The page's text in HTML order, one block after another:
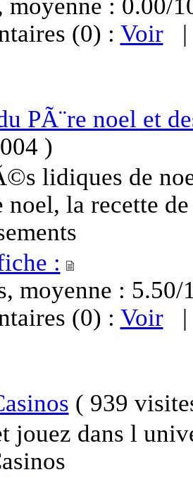
moyenne :
(0) : Voir
PÃ¨re noel et
)
lidiques de
noel, la recette
:
moyenne :
(0) : Voir
( 939
jouez dans l